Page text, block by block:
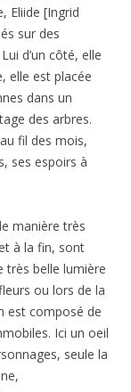
Eliide [Ingrid
sur des
d’un côté, elle
elle est placée
dans un
des arbres.
fil des mois,
ses espoirs à
manière très
à la fin, sont
très belle lumière
ou lors de la
est composé de
Ici un oeil
seule la